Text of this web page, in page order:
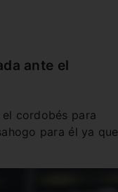
ante el
cordobés para
para él ya que